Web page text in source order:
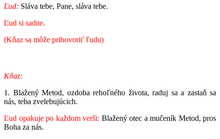
Ľud: Sláva tebe, Pane, sláva tebe.
Ľud si sadne.
(Kňaz sa môže prihovoriť ľudu)
Kňaz:
1. Blažený Metod, ozdoba rehoľného života, raduj sa a zastaň sa
nás, teba zvelebujúcich.
Ľud opakuje po každom verši: Blažený otec a mučeník Metod, pros
Boha za nás.